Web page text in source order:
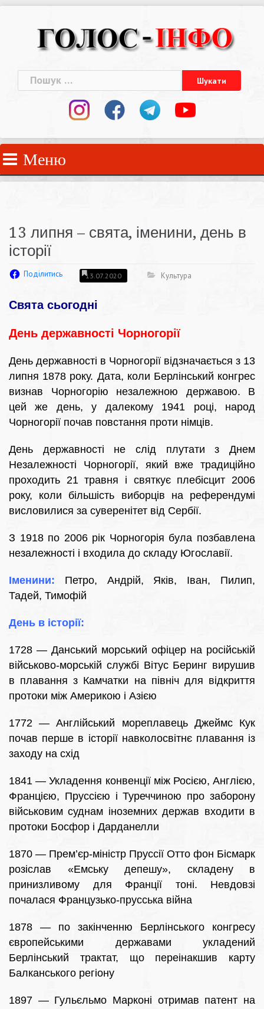
Пошук:
Меню
13 липня – свята, іменини, день в
історії
Поділитись 13.07.2020 Культура
Свята сьогодні
День державності Чорногорії
День державності в Чорногорії відзначається з 13
липня 1878 року. Дата, коли Берлінський конгрес
визнав Чорногорію незалежною державою. В
цей же день, у далекому 1941 році, народ
Чорногорії почав повстання проти німців.
День державності не слід плутати з Днем
Незалежності Чорногорії, який вже традиційно
проходить 21 травня і святкує плебісцит 2006
року, коли більшість виборців на референдумі
висловилися за суверенітет від Сербії.
З 1918 по 2006 рік Чорногорія була позбавлена
незалежності і входила до складу Югославії.
Іменини: Петро, Андрій, Яків, Іван, Пилип,
Тадей, Тимофій
День в історії:
1728 — Данський морський офіцер на російській
військово-морській службі Вітус Беринг вирушив
в плавання з Камчатки на північ для відкриття
протоки між Америкою і Азією
1772 — Англійський мореплавець Джеймс Кук
почав перше в історії навколосвітнє плавання із
заходу на схід
1841 — Укладення конвенції між Росією, Англією,
Францією, Пруссією і Туреччиною про заборону
військовим суднам іноземних держав входити в
протоки Босфор і Дарданелли
1870 — Прем’єр-міністр Пруссії Отто фон Бісмарк
розіслав «Емську депешу», складену в
принизливому для Франції тоні. Невдовзі
почалася Французько-прусська війна
1878 — по закінченню Берлінського конгресу
європейськими державами укладений
Берлінський трактат, що переінакшив карту
Балканського регіону
1897 — Гульєльмо Марконі отримав патент на